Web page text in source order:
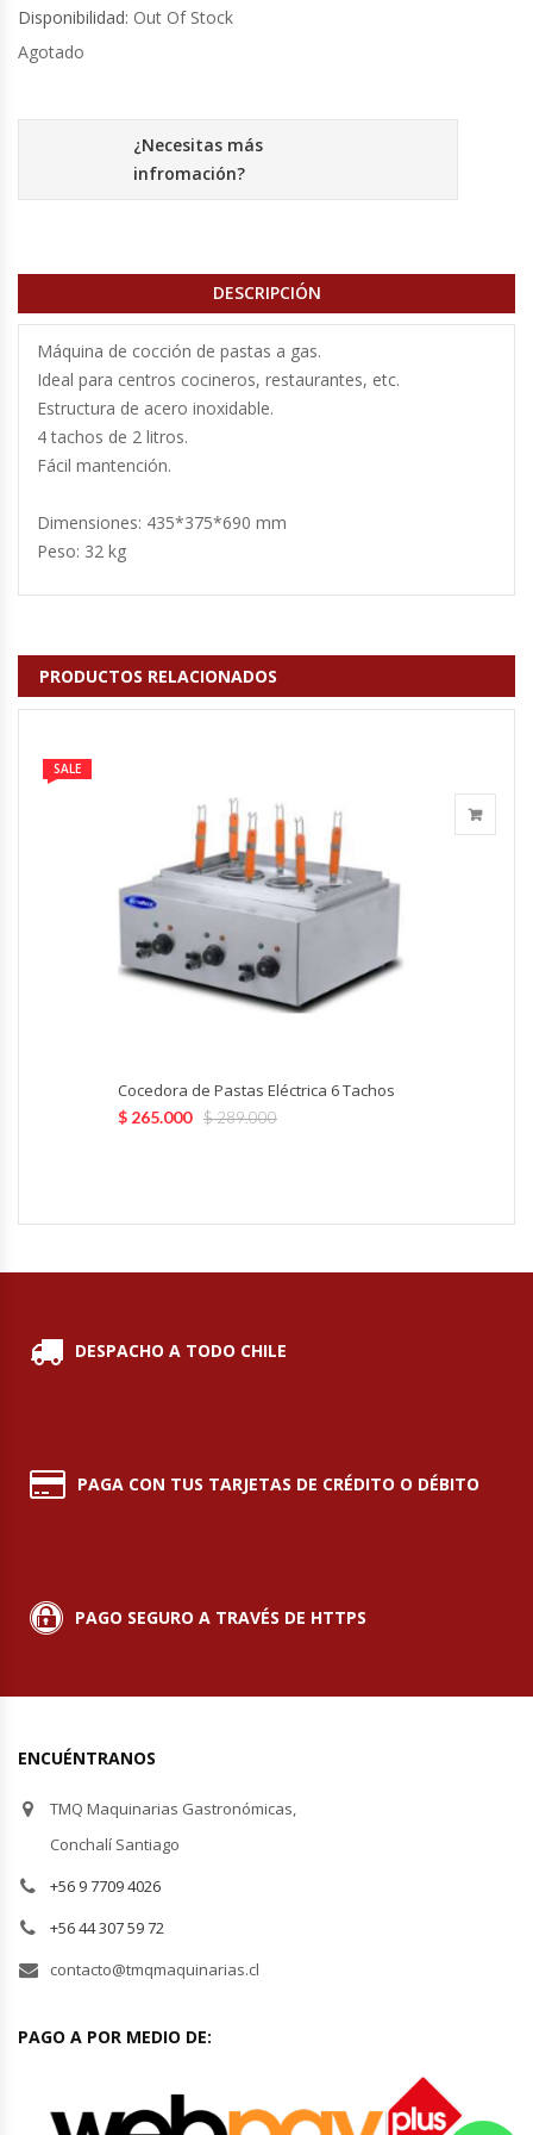
Cocinas Industriales
Encimeras Eléctricas
Congeladoras Tapa De Vidrio
Coolers / Visicoolers
Cortadoras De Fiambre
Cortadoras De Huesos
Cutters
Dispensadores De Salsas
Embutidoras
Exhibidoras De Productos Calientes
Expendedoras De Jugo
Exprimidor De Naranjas
Exprimidoras De Cítricos
Fabricadoras De Hielo
Frigobar
Hornos Turbos / Convectores
Hornos Industriales
Laminadora De Masas
Lavafondos
Lavavajillas
Licuadoras Industriales
Mesones Saladette
Disponibilidad: Out Of Stock
Agotado
¿Necesitas más
infromación?
DESCRIPCIÓN
Máquina de cocción de pastas a gas.
Ideal para centros cocineros, restaurantes, etc.
Estructura de acero inoxidable.
4 tachos de 2 litros.
Fácil mantención.
Dimensiones: 435*375*690 mm
Peso: 32 kg
PRODUCTOS RELACIONADOS
SALE
Cocedora de Pastas Eléctrica 6 Tachos
$289.000
$ 265.000
DESPACHO A TODO CHILE
PAGA CON TUS TARJETAS DE CRÉDITO O DÉBITO
PAGO SEGURO A TRAVÉS DE HTTPS
ENCUÉNTRANOS
TMQ Maquinarias Gastronómicas,
Conchalí Santiago
+56 9 7709 4026
+56 44 307 59 72
contacto@tmqmaquinarias.cl
PAGO A POR MEDIO DE: